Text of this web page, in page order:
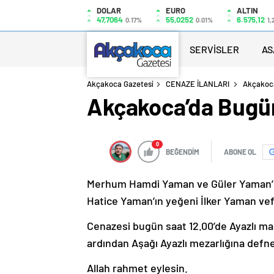
DOLAR
47,7064 0.17%
EURO
55,0252 0.01%
ALTIN
6.575,12
SERVİSLER
Akçakoca Gazetesi CENAZE İLANLARI
Akçakoca’da
0
BEĞENDİM ABONE OL
Merhum Hamdi Yaman ve Güler
Hatice Yaman’ın yeğeni İlker Yaman
Cenazesi bugün saat 12.00’de Ayazlı
ardından Aşağı Ayazlı mezarlığına
Allah rahmet eylesin.